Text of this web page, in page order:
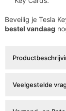
Beveilig je Tesla
bestel vandaag
Veelgestelde